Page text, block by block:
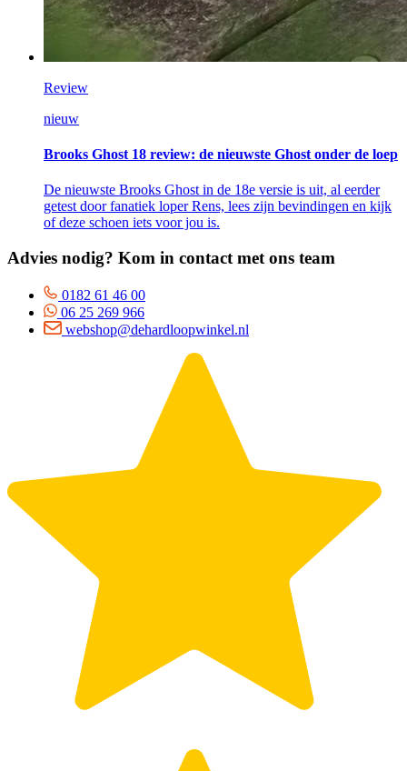
Review
nieuw
Brooks Ghost 18 review: de nieuwste Ghost onder de loep
De nieuwste Brooks Ghost in de 18e versie is uit, al eerder
getest door fanatiek loper Rens, lees zijn bevindingen en kijk
of deze schoen iets voor jou is.
Advies nodig? Kom in contact met ons team
0182 61 46 00
06 25 269 966
webshop@dehardloopwinkel.nl